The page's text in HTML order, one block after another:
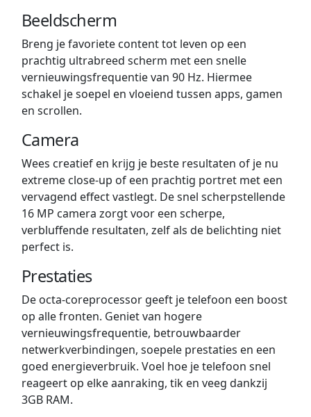
Beeldscherm
Breng je favoriete content tot leven op een
prachtig ultrabreed scherm met een snelle
vernieuwingsfrequentie van 90 Hz. Hiermee
schakel je soepel en vloeiend tussen apps, gamen
en scrollen.
Camera
Wees creatief en krijg je beste resultaten of je nu
extreme close-up of een prachtig portret met een
vervagend effect vastlegt. De snel scherpstellende
16 MP camera zorgt voor een scherpe,
verbluffende resultaten, zelf als de belichting niet
perfect is.
Prestaties
De octa-coreprocessor geeft je telefoon een boost
op alle fronten. Geniet van hogere
vernieuwingsfrequentie, betrouwbaarder
netwerkverbindingen, soepele prestaties en een
goed energieverbruik. Voel hoe je telefoon snel
reageert op elke aanraking, tik en veeg dankzij
3GB RAM.